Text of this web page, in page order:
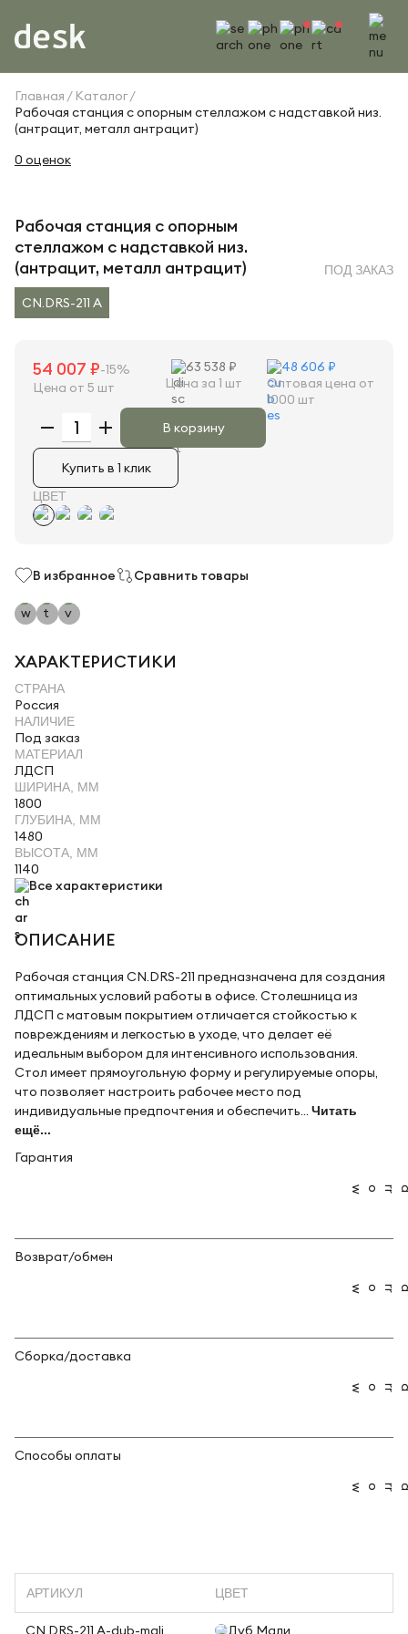
Главная
Каталог
Рабочая станция с опорным стеллажом с надставкой низ.
(антрацит, металл антрацит)
0 оценок
Рабочая станция с опорным
стеллажом с надставкой низ.
(антрацит, металл антрацит)
ПОД ЗАКАЗ
CN.DRS-211 A
54 007 ₽-15%
Цена от 5 шт
63 538 ₽
Цена за 1 шт
48 606 ₽
Оптовая цена от
1000 шт
В корзину
Купить в 1 клик
ЦВЕТ
В избранное Сравнить товары
ХАРАКТЕРИСТИКИ
СТРАНА
Россия
НАЛИЧИЕ
Под заказ
МАТЕРИАЛ
ЛДСП
ШИРИНА, ММ
1800
ГЛУБИНА, ММ
1480
ВЫСОТА, ММ
1140
Все характеристики
ОПИСАНИЕ
Рабочая станция CN.DRS-211 предназначена для создания
оптимальных условий работы в офисе. Столешница из
ЛДСП с матовым покрытием отличается стойкостью к
повреждениям и легкостью в уходе, что делает её
идеальным выбором для интенсивного использования.
Стол имеет прямоугольную форму и регулируемые опоры,
что позволяет настроить рабочее место под
индивидуальные предпочтения и обеспечить... Читать
ещё...
Гарантия
Возврат/обмен
Сборка/доставка
Способы оплаты
АРТИКУЛ ЦВЕТ